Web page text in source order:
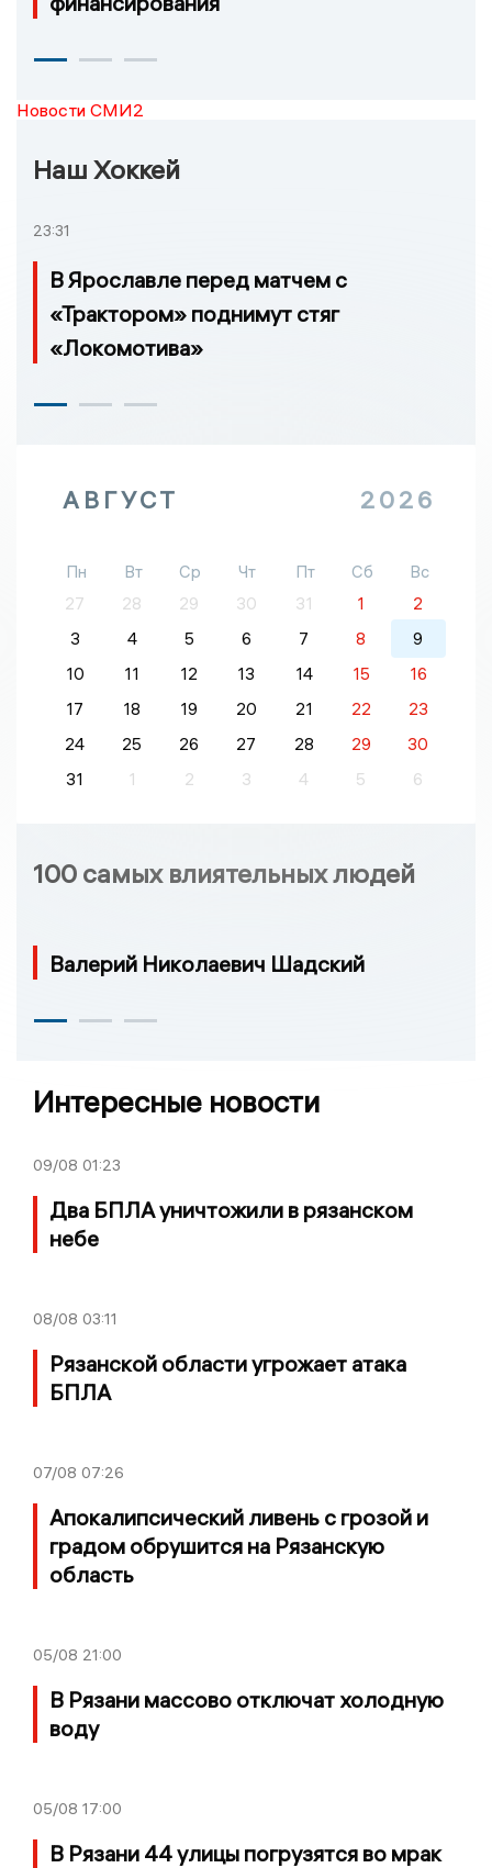
Новости СМИ2
Наш Хоккей
23:31
В Ярославле перед матчем с
«Трактором» поднимут стяг
«Локомотива»
АВГУСТ 2026
Пн Вт Ср Чт Пт Сб
Вс
27
28 29 30 31 1
2
3
4 5 6 7 8
9
10
11 12 13 14 15
16
17
18 19 20 21 22
23
24
25 26 27 28 29
30
31
1 2 3 4 5 6
100 самых влиятельных людей
Валерий Николаевич Шадский
Интересные новости
09/08 01:23
Два БПЛА уничтожили в рязанском
небе
08/08 03:11
Рязанской области угрожает атака
БПЛА
07/08 07:26
Апокалипсический ливень с грозой и
градом обрушится на Рязанскую
область
05/08 21:00
В Рязани массово отключат холодную
воду
05/08 17:00
В Рязани 44 улицы погрузятся во мрак